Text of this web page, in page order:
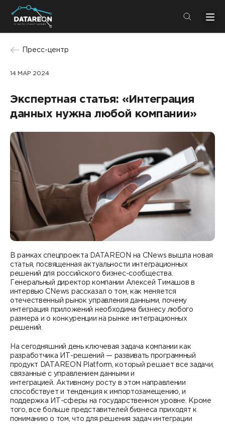
+7 (495) 280-08-01
Услуги
Решения
Партнеры
Пресс-центр
Компания
О компании
Карьера
Контакты
Клиенты и проекты
Решения
DATAREON Platform
DATAREON ESB
Пресс-центр
Анонсы мероприятий
СМИ о нас
Образовательный марафон: ваш рывок к новым
знаниям
Учебные курсы DATAREON
Техническая поддержка
Сертификация
Старт с Вендором
Партнеры
Партнерство с DATAREON
Партнеры DATAREON
Центр экспертизы
Документация
Книги DATAREON
Вебинары
Пресс-центр
14 МАР 2024
Экспертная статья: «Интеграция
данных нужна любой компании»
В рамках спецпроекта DATAREON на CNews вышла новая
статья, посвященная актуальности интеграционных
решений для российского бизнес-сообщества.
Генеральный директор компании Алексей Тимашов в
интервью CNews рассказал о том, как меняется
отечественный рынок управления данными, почему
интеграция приложений необходима бизнесу любого
размера и о конкуренции на рынке интеграционных
решений.
На сегодняшний день ключевая задача компании как
разработчика ИТ-решений — развивать программный
продукт DATAREON Platform, который решает все задачи,
связанные с управлением данными и
интеграцией. Активному росту в этом направлении
способствует и тенденция к импортозамещению, и
поддержка ИТ-сферы на государственном уровне. Кроме
того, все больше представителей бизнеса приходят к
пониманию о том, что для решения задач интеграции